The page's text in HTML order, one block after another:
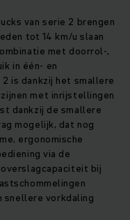
van serie 2 brengen
tot 14 km/u slaan
met doorrol-,
in één- en
is dankzij het smallere
met inrijstellingen
dankzij de smallere
mogelijk, dat nog
ergonomische
via de
bij
snellere vorkdaling